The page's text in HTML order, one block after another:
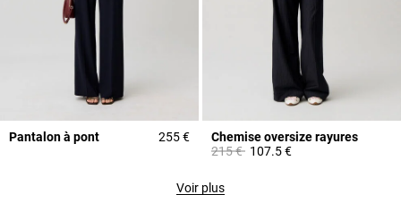
Pantalon à pont 255 €
Chemise oversize rayures
Prix réduit à partir de
215 €à107.5 €
Voir plus